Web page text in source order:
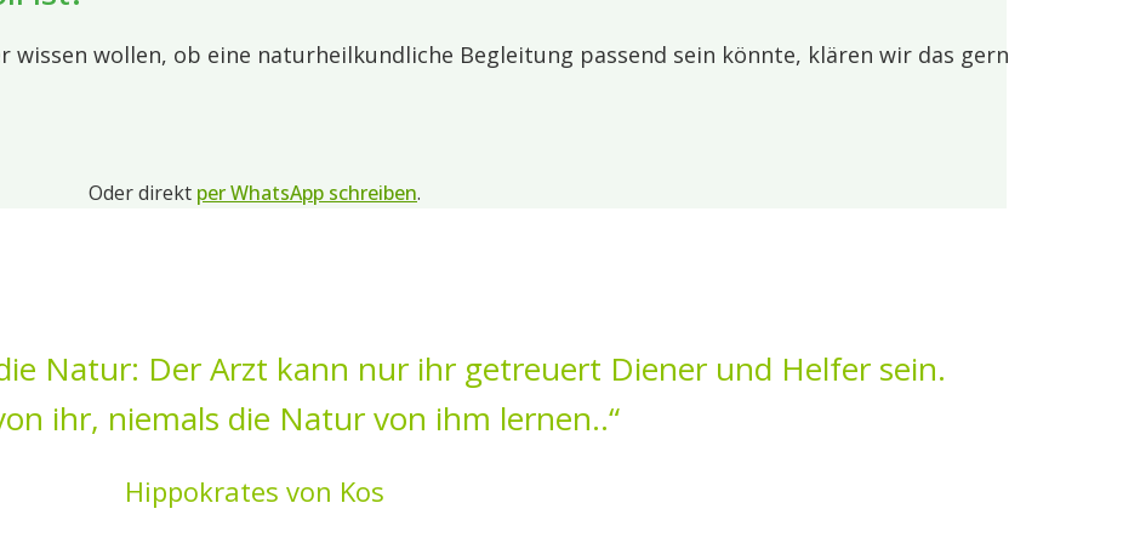
wissen wollen, ob eine naturheilkundliche Begleitung passend sein könnte, klären wir das gern
Oder direkt per WhatsApp schreiben.
Natur: Der Arzt kann nur ihr getreuert Diener und Helfer sein.
ihr, niemals die Natur von ihm lernen..“
Hippokrates von Kos